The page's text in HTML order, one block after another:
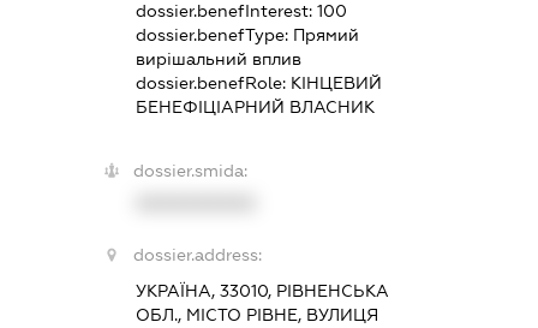
dossier.benefInterest:100
dossier.benefType: Прямий
вирішальний вплив
dossier.benefRole: КІНЦЕВИЙ
БЕНЕФІЦІАРНИЙ ВЛАСНИК
dossier.smida:
dossier.address:
УКРАЇНА, 33010, РІВНЕНСЬКА
ОБЛ., МІСТО РІВНЕ, ВУЛИЦЯ